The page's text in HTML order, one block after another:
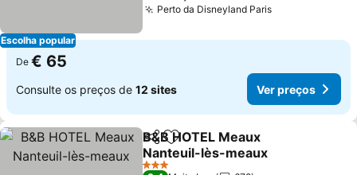
Escolha popular
Perto da Disneyland ParisVer preços
De € 65
Consulte os preços de 12 sites Ver preços
PartilharAdicionar aos favoritos
B&B HOTEL Meaux
Nanteuil-lès-meaux
Ver preços
3 Estrelas